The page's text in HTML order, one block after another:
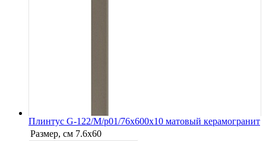
Плинтус G-122/М/p01/76x600x10 матовый керамогранит
Размер, см 7.6х60